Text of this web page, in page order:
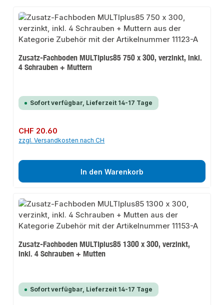
Zusatz-Fachboden MULTIplus85 750 x 300, verzinkt, inkl.
4 Schrauben + Muttern
Sofort verfügbar, Lieferzeit 14-17 Tage
Regulärer Preis:
CHF 20.60
zzgl. Versandkosten nach CH
In den Warenkorb
Zusatz-Fachboden MULTIplus85 1300 x 300, verzinkt,
inkl. 4 Schrauben + Mutten
Sofort verfügbar, Lieferzeit 14-17 Tage